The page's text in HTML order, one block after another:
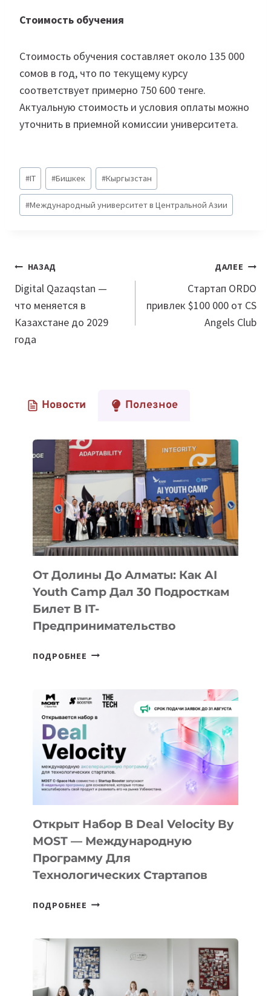
Стоимость обучения
Стоимость обучения составляет около 135 000
сомов в год, что по текущему курсу
соответствует примерно 750 600 тенге.
Актуальную стоимость и условия оплаты можно
уточнить в приемной комиссии университета.
Метки
записи:
#IT #Бишкек #Кыргызстан
#Международный университет в Центральной Азии
Навигация
по
записям
НАЗАД
Digital Qazaqstan —
что меняется в
Казахстане до 2029
года
ДАЛЕЕ
Стартап ORDO
привлек $100 000 от CS
Angels Club
Новости Полезное
От Долины До Алматы: Как AI
Youth Camp Дал 30 Подросткам
Билет В IT-
Предпринимательство
ПОДРОБНЕЕ ОТ
АЛМАТЫ:
AI
YOUTH
CAMP
ДАЛ
30
ПОДРОСТКАМ
БИЛЕТ
ПРЕДПРИНИМАТЕЛЬСТВО
Открыт Набор В Deal Velocity By
MOST — Международную
Программу Для
Технологических Стартапов
ПОДРОБНЕЕ ОТКРЫТ
DEAL
VELOCITY
BY
MOST